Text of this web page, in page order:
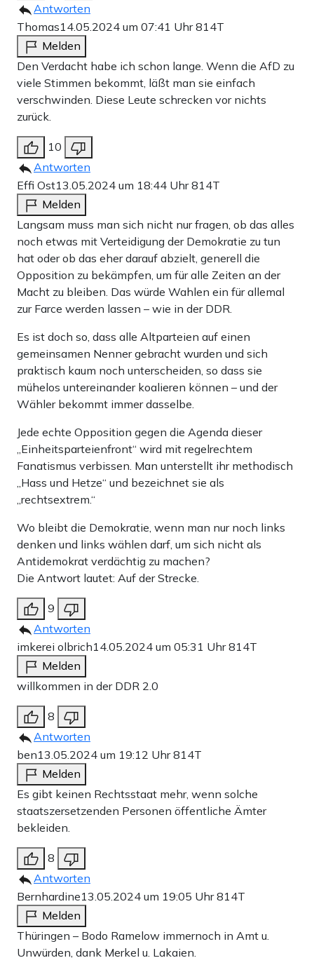
Antworten
Thomas14.05.2024 um 07:41 Uhr814T
Melden
Den Verdacht habe ich schon lange. Wenn die AfD zu
viele Stimmen bekommt, läßt man sie einfach
verschwinden. Diese Leute schrecken vor nichts
zurück.
10
Antworten
Effi Ost13.05.2024 um 18:44 Uhr814T
Melden
Langsam muss man sich nicht nur fragen, ob das alles
noch etwas mit Verteidigung der Demokratie zu tun
hat oder ob das eher darauf abzielt, generell die
Opposition zu bekämpfen, um für alle Zeiten an der
Macht zu bleiben. Das würde Wahlen ein für allemal
zur Farce werden lassen – wie in der DDR.
Es ist doch so, dass alle Altparteien auf einen
gemeinsamen Nenner gebracht wurden und sich
praktisch kaum noch unterscheiden, so dass sie
mühelos untereinander koalieren können – und der
Wähler bekommt immer dasselbe.
Jede echte Opposition gegen die Agenda dieser
„Einheitsparteienfront“ wird mit regelrechtem
Fanatismus verbissen. Man unterstellt ihr methodisch
„Hass und Hetze“ und bezeichnet sie als
„rechtsextrem.“
Wo bleibt die Demokratie, wenn man nur noch links
denken und links wählen darf, um sich nicht als
Antidemokrat verdächtig zu machen?
Die Antwort lautet: Auf der Strecke.
9
Antworten
imkerei olbrich14.05.2024 um 05:31 Uhr814T
Melden
willkommen in der DDR 2.0
8
Antworten
ben13.05.2024 um 19:12 Uhr814T
Melden
Es gibt keinen Rechtsstaat mehr, wenn solche
staatszersetzenden Personen öffentliche Ämter
bekleiden.
8
Antworten
Bernhardine13.05.2024 um 19:05 Uhr814T
Melden
Thüringen – Bodo Ramelow immernoch in Amt u.
Unwürden, dank Merkel u. Lakaien.